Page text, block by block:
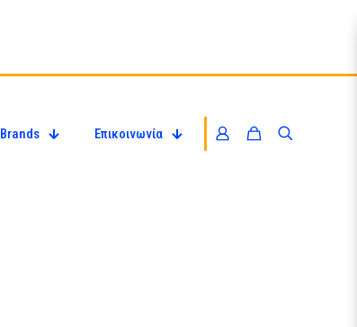
Brands Επικοινωνία